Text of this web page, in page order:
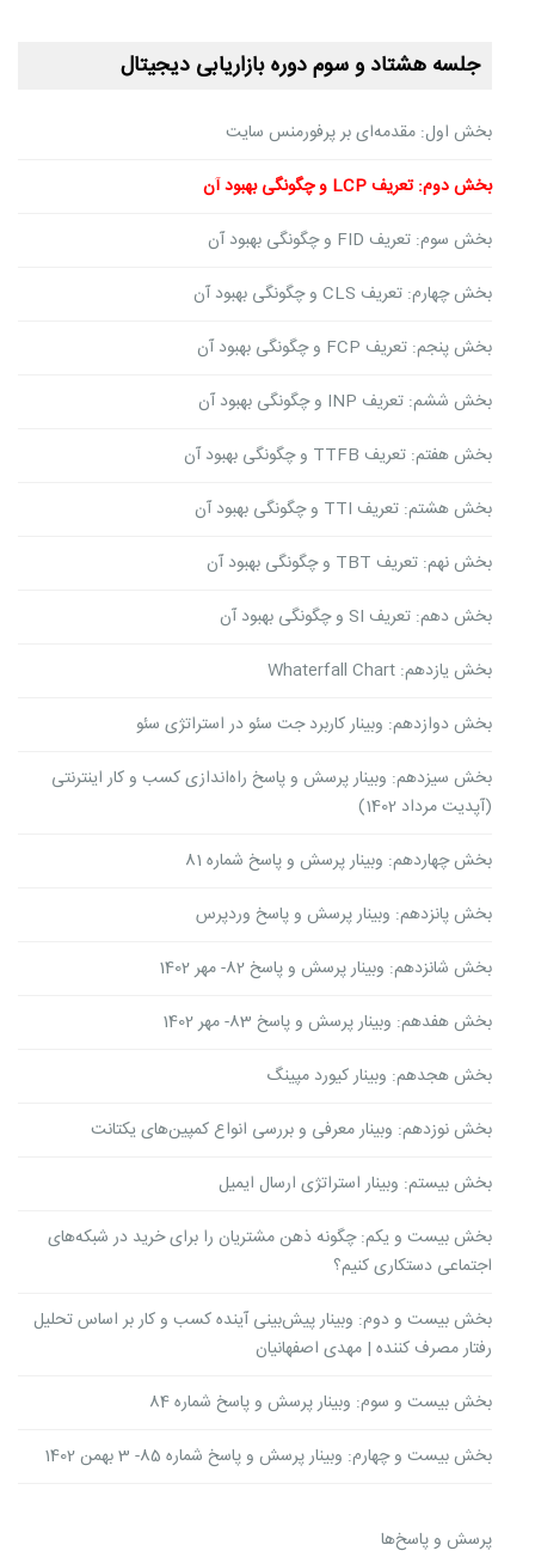
جلسه هشتاد و سوم دوره بازاریابی دیجیتال
بخش اول: مقدمه‌ای بر پرفورمنس سایت
بخش دوم: تعریف LCP و چگونگی بهبود آن
بخش سوم: تعریف FID و چگونگی بهبود آن
بخش چهارم: تعریف CLS و چگونگی بهبود آن
بخش پنجم: تعریف FCP و چگونگی بهبود آن
بخش ششم: تعریف INP و چگونگی بهبود آن
بخش هفتم: تعریف TTFB و چگونگی بهبود آن
بخش هشتم: تعریف TTI و چگونگی بهبود آن
بخش نهم: تعریف TBT و چگونگی بهبود آن
بخش دهم: تعریف SI و چگونگی بهبود آن
بخش یازدهم: Whaterfall Chart
بخش دوازدهم: وبینار کاربرد جت سئو در استراتژی سئو
بخش سیزدهم: وبینار پرسش و پاسخ راه‌اندازی کسب و کار اینترنتی
(آپدیت مرداد 1402)
بخش چهاردهم: وبینار پرسش و پاسخ شماره 81
بخش پانزدهم: وبینار پرسش و پاسخ وردپرس
بخش شانزدهم: وبینار پرسش و پاسخ 82- مهر 1402
بخش هفدهم: وبینار پرسش و پاسخ 83- مهر 1402
بخش هجدهم: وبینار کیورد مپینگ
بخش نوزدهم: وبینار معرفی و بررسی انواع کمپین‌های یکتانت
بخش بیستم: وبینار استراتژی ارسال ایمیل
بخش بیست و یکم: چگونه ذهن مشتریان را برای خرید در شبکه‌های
اجتماعی دستکاری کنیم؟
بخش بیست و دوم: وبینار پیش‌بینی آینده کسب و کار بر اساس تحلیل
رفتار مصرف کننده | مهدی اصفهانیان
بخش بیست و سوم: وبینار پرسش و پاسخ شماره 84
بخش بیست و چهارم: وبینار پرسش و پاسخ شماره 85- 3 بهمن 1402
پرسش و پاسخ‌ها